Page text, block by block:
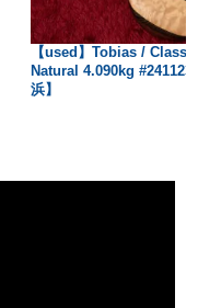
【used】Tobias /
Natural 4.090kg
浜】